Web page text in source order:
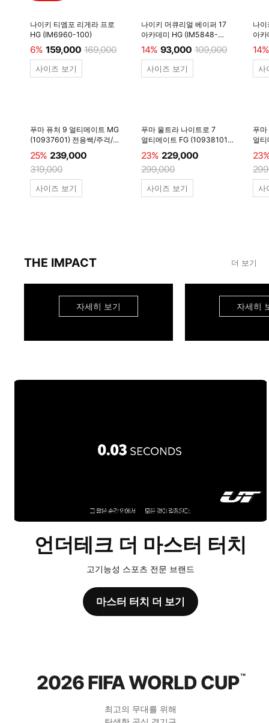
나이키 티엠포 리게라 프로
HG (IM6960-100)
6% 159,000 169,000
사이즈 보기
나이키 머큐리얼 베이퍼 17
아카데미 HG (IM5848-
600)
14% 93,000 109,000
사이즈 보기
나
아
14%
사
푸마 퓨처 9 얼티메이트 MG
(10937601) 전용쌕/주걱/
양말 #
25% 239,000
319,000
사이즈 보기
푸마 울트라 나이트로 7
얼티메이트 FG (10938101)
전용쌕/주걱/양말 #
23% 229,000
299,000
사이즈 보기
푸
얼
전
사
THE IMPACT 더 보기
자세히 보기 자세히
언더테크 더 마스터 터치
고기능성 스포츠 전문 브랜드
마스터 터치 더 보기
2026 FIFA WORLD CUP™
최고의 무대를 위해